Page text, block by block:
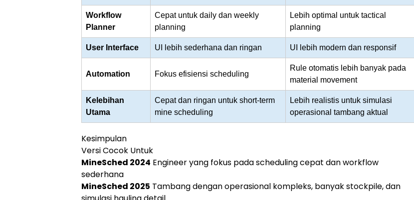
Workflow
Planner
Cepat untuk daily dan weekly
planning
Lebih optimal untuk tactical
planning
User Interface UI lebih sederhana dan ringan UI lebih modern dan responsif
Automation Fokus efisiensi scheduling
Rule otomatis lebih banyak pada
material movement
Kelebihan
Utama
Cepat dan ringan untuk short-term
mine scheduling
Lebih realistis untuk simulasi
operasional tambang aktual
Kesimpulan
Versi Cocok Untuk
MineSched 2024 Engineer yang fokus pada scheduling cepat dan workflow
sederhana
MineSched 2025 Tambang dengan operasional kompleks, banyak stockpile, dan